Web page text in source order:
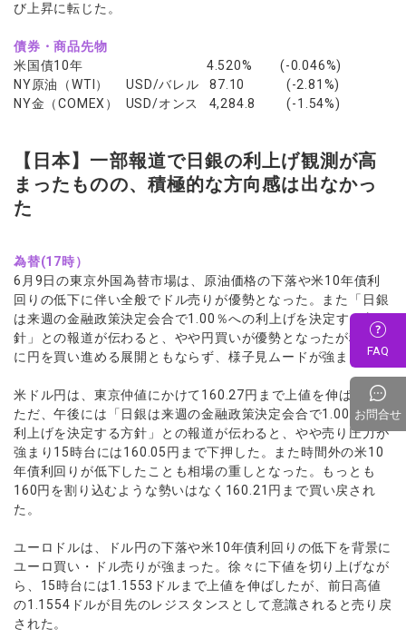
び上昇に転じた。
債券・商品先物
米国債10年 4.520% (-0.046%)
NY原油（WTI） USD/バレル 87.10 (-2.81%)
NY金（COMEX） USD/オンス 4,284.8 (-1.54%)
【日本】一部報道で日銀の利上げ観測が高
まったものの、積極的な方向感は出なかっ
た
為替(17時）
6月9日の東京外国為替市場は、原油価格の下落や米10年債利
回りの低下に伴い全般でドル売りが優勢となった。また「日銀
は来週の金融政策決定会合で1.00％への利上げを決定する方
針」との報道が伝わると、やや円買いが優勢となったが積極的
に円を買い進める展開ともならず、様子見ムードが強まった。
米ドル円は、東京仲値にかけて160.27円まで上値を伸ばした。
ただ、午後には「日銀は来週の金融政策決定会合で1.00％への
利上げを決定する方針」との報道が伝わると、やや売り圧力が
強まり15時台には160.05円まで下押した。また時間外の米10
年債利回りが低下したことも相場の重しとなった。もっとも
160円を割り込むような勢いはなく160.21円まで買い戻され
た。
ユーロドルは、ドル円の下落や米10年債利回りの低下を背景に
ユーロ買い・ドル売りが強まった。徐々に下値を切り上げなが
ら、15時台には1.1553ドルまで上値を伸ばしたが、前日高値
の1.1554ドルが目先のレジスタンスとして意識されると売り戻
された。
FAQ
お問合せ